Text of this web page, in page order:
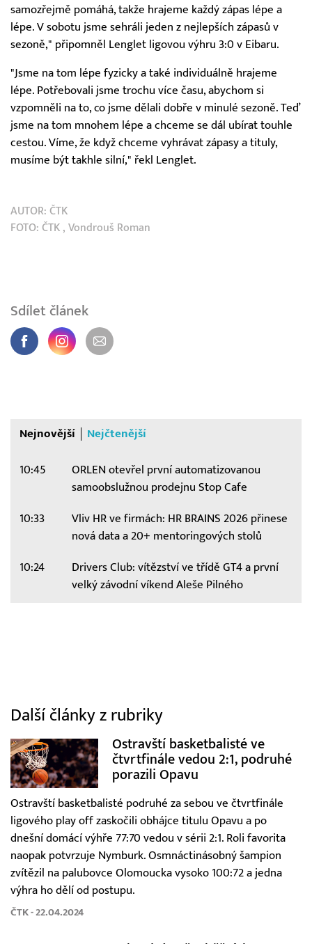
samozřejmě pomáhá, takže hrajeme každý zápas lépe a
lépe. V sobotu jsme sehráli jeden z nejlepších zápasů v
sezoně," připomněl Lenglet ligovou výhru 3:0 v Eibaru.
"Jsme na tom lépe fyzicky a také individuálně hrajeme
lépe. Potřebovali jsme trochu více času, abychom si
vzpomněli na to, co jsme dělali dobře v minulé sezoně. Teď
jsme na tom mnohem lépe a chceme se dál ubírat touhle
cestou. Víme, že když chceme vyhrávat zápasy a tituly,
musíme být takhle silní," řekl Lenglet.
AUTOR: ČTK
FOTO: ČTK , Vondrouš Roman
Sdílet článek
Nejnovější Nejčtenější
10:45
ORLEN otevřel první automatizovanou
samoobslužnou prodejnu Stop Cafe
10:33
Vliv HR ve firmách: HR BRAINS 2026 přinese
nová data a 20+ mentoringových stolů
10:24
Drivers Club: vítězství ve třídě GT4 a první
velký závodní víkend Aleše Pilného
Další články z rubriky
Ostravští basketbalisté ve
čtvrtfinále vedou 2:1, podruhé
porazili Opavu
Ostravští basketbalisté podruhé za sebou ve čtvrtfinále
ligového play off zaskočili obhájce titulu Opavu a po
dnešní domácí výhře 77:70 vedou v sérii 2:1. Roli favorita
naopak potvrzuje Nymburk. Osmnáctinásobný šampion
zvítězil na palubovce Olomoucka vysoko 100:72 a jedna
výhra ho dělí od postupu.
ČTK - 22.04.2024